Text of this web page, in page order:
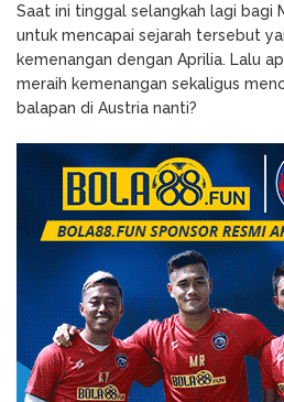
Saat ini tinggal selangkah lagi bagi
untuk mencapai sejarah tersebut
kemenangan dengan Aprilia. Lalu
meraih kemenangan sekaligus
balapan di Austria nanti?